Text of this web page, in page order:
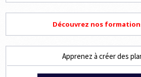
Découvrez nos
Apprenez à créer des